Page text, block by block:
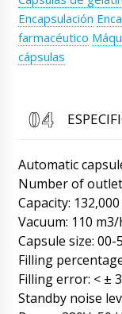
Encapsulación
farmacéutico
cápsulas
Automatic
Number of
Capacity:
Vacuum: 110
Capsule size: 00-5
Filling
Filling error: < ± 3
Standby noise
para extraer
blísteres MB-10
Ahora
la
Penélope
Prensa rotativa
Saludos,
Roman
hasta
listos
pesado.